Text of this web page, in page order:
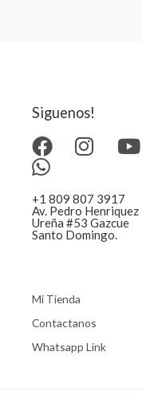
Siguenos!
+1 809 807 3917
Av. Pedro Henriquez
Ureña #53 Gazcue
Santo Domingo.
Mi Tienda
Contactanos
Whatsapp Link